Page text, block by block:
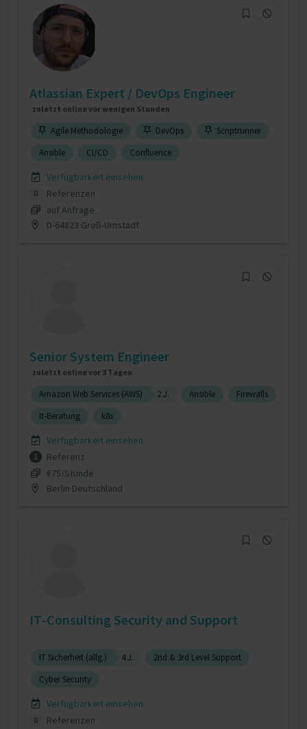
Atlassian Expert / DevOps Engineer
zuletzt online vor wenigen Stunden
Agile Methodologie DevOps
Scriptrunner
Ansible
CI/CD Confluence
Verfügbarkeit einsehen
0
Referenzen
auf Anfrage
D-64823 Groß-Umstadt
Senior System Engineer
zuletzt online vor 3 Tagen
Amazon Web Services (AWS) 2 J. Ansible
Firewalls
It-Beratung
k8s
Verfügbarkeit einsehen
1
Referenz
€75/Stunde
Berlin Deutschland
IT-Consulting Security and Support
IT Sicherheit (allg.) 4 J.
2nd & 3rd Level Support
Cyber Security
Verfügbarkeit einsehen
0
Referenzen